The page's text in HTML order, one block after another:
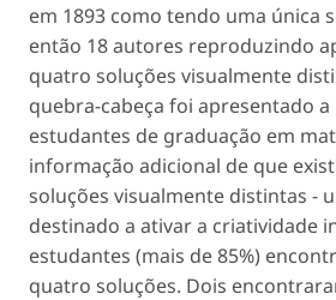
em 1893 como tendo uma única
então 18 autores reproduzindo
quatro soluções visualmente
quebra-cabeça foi apresentado
estudantes de graduação em
informação adicional de que
soluções visualmente distintas -
destinado a ativar a criatividade
estudantes (mais de 85%)
quatro soluções. Dois